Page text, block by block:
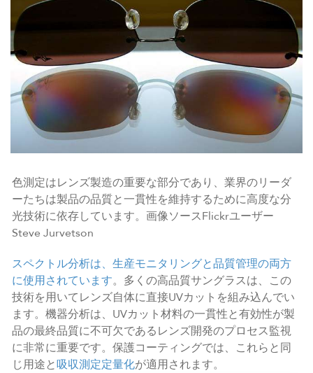
色測定はレンズ製造の重要な部分であり、業界のリーダ
ーたちは製品の品質と一貫性を維持するために高度な分
光技術に依存しています。画像ソースFlickrユーザー
Steve Jurvetson
スペクトル分析は、生産モニタリングと品質管理の両方
に使用されています。多くの高品質サングラスは、この
技術を用いてレンズ自体に直接UVカットを組み込んでい
ます。機器分析は、UVカット材料の一貫性と有効性が製
品の最終品質に不可欠であるレンズ開発のプロセス監視
に非常に重要です。保護コーティングでは、これらと同
じ用途と吸収測定定量化が適用されます。